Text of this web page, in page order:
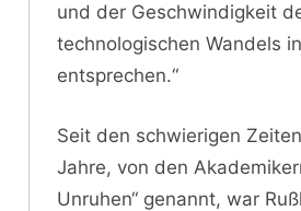
und der Geschwindigkeit
technologischen Wandels
entsprechen.“
Seit den schwierigen
Jahre, von den
Unruhen“ genannt, war